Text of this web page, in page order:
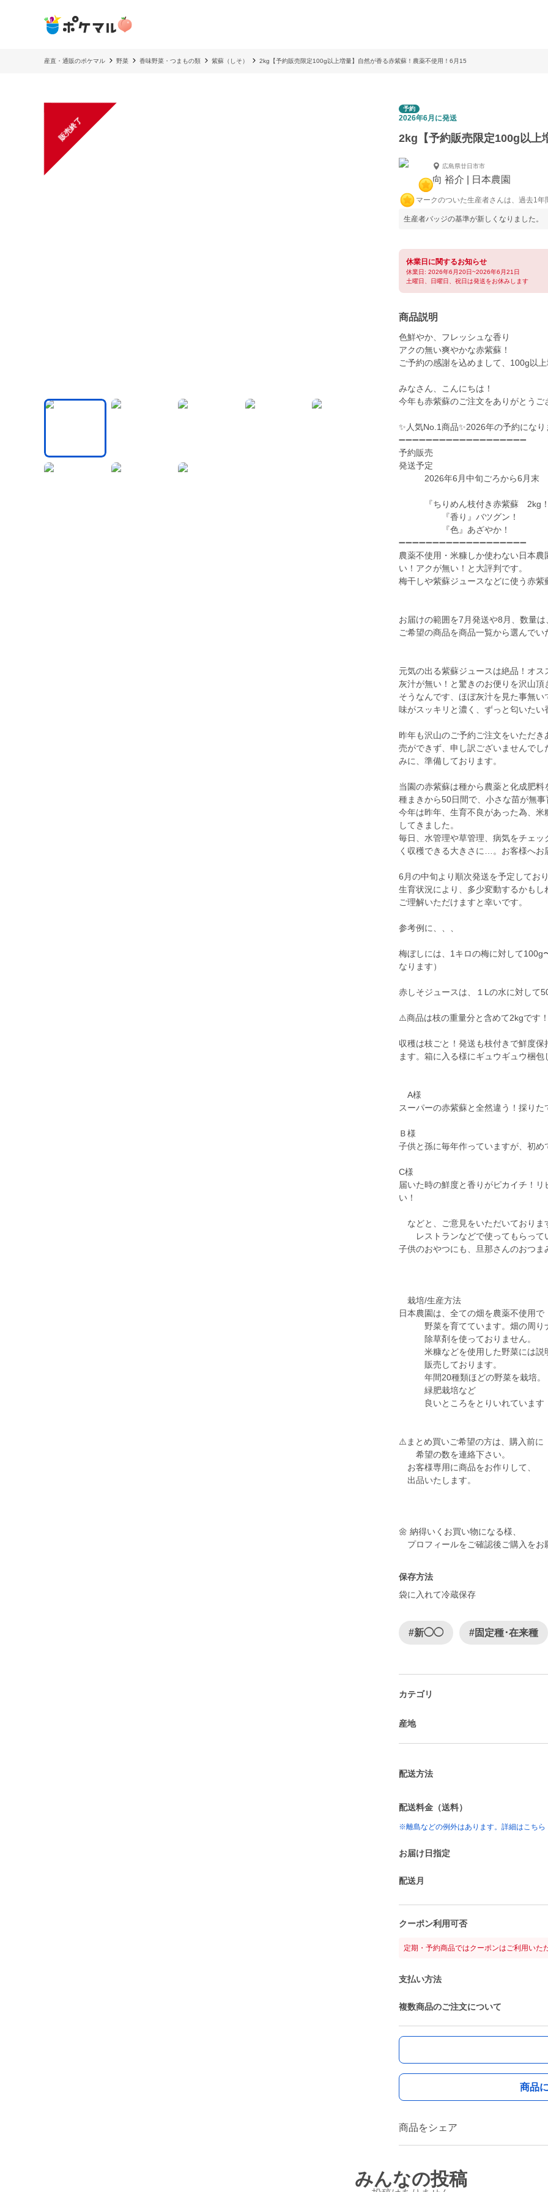
産直・通販のポケマル 野菜 香味野菜・つまもの類 紫蘇（しそ） 2kg【予約販売限定100g以上増量】自然が香る赤紫蘇！農薬不使用！6月15
販売終了
予約
2026年6月に発送
2kg【予約販売限定100g以上
広島県廿日市市
向 裕介 | 日本農園
マークのついた生産者さんは、過去1年
生産者バッジの基準が新しくなりました。
休業日に関するお知らせ
休業日: 2026年6月20日~2026年6月21日
土曜日、日曜日、祝日は発送をお休みします
商品説明
色鮮やか、フレッシュな香り
アクの無い爽やかな赤紫蘇！
ご予約の感謝を込めまして、100g以上
みなさん、こんにちは！
今年も赤紫蘇のご注文をありがとうご
✨人気No.1商品✨2026年の予約になり
➖➖➖➖➖➖➖➖➖➖➖➖➖➖➖➖➖➖➖
予約販売
発送予定
2026年6月中旬ごろから6月末
『ちりめん枝付き赤紫蘇 2kg！
『香り』バツグン！
『色』あざやか！
➖➖➖➖➖➖➖➖➖➖➖➖➖➖➖➖➖➖➖
農薬不使用・米糠しか使わない日本
い！アクが無い！と大評判です。
梅干しや紫蘇ジュースなどに使う赤紫
お届けの範囲を7月発送や8月、数量
ご希望の商品を商品一覧から選んでい
元気の出る紫蘇ジュースは絶品！オス
灰汁が無い！と驚きのお便りを沢山頂
そうなんです、ほぼ灰汁を見た事無い
味がスッキリと濃く、ずっと匂いたい
昨年も沢山のご予約ご注文をいただ
売ができず、申し訳ございませんで
みに、準備しております。
当園の赤紫蘇は種から農薬と化成肥料
種まきから50日間で、小さな苗が無
今年は昨年、生育不良があった為、
してきました。
毎日、水管理や草管理、病気をチェ
く収穫できる大きさに…。お客様へお
6月の中旬より順次発送を予定しており
生育状況により、多少変動するかもし
ご理解いただけますと幸いです。
参考例に、、、
梅ぼしには、1キロの梅に対して100g
なります）
赤しそジュースは、１Lの水に対して
⚠️商品は枝の重量分と含めて2kgです！
収穫は枝ごと！発送も枝付きで鮮度
ます。箱に入る様にギュウギュウ梱
A様
スーパーの赤紫蘇と全然違う！採り
Ｂ様
子供と孫に毎年作っていますが、初め
C様
届いた時の鮮度と香りがピカイチ！
い！
などと、ご意見をいただいておりま
レストランなどで使ってもらって
子供のおやつにも、旦那さんのおつま
栽培/生産方法
日本農園は、全ての畑を農薬不使用で
野菜を育てています。畑の周り
除草剤を使っておりません。
米糠などを使用した野菜には説
販売しております。
年間20種類ほどの野菜を栽培。
緑肥栽培など
良いところをとりいれています
⚠️まとめ買いご希望の方は、購入前に
希望の数を連絡下さい。
お客様専用に商品をお作りして、
出品いたします。
🌼 納得いくお買い物になる様、
プロフィールをご確認後ご購入をお
保存方法
袋に入れて冷蔵保存
#新◯◯ #固定種･在来種
カテゴリ
産地
配送方法
配送料金（送料）
※離島などの例外はあります。詳細はこちら
お届け日指定
配送月
クーポン利用可否
定期・予約商品ではクーポンはご利用いた
支払い方法
複数商品のご注文について
商品
商品をシェア
みんなの投稿